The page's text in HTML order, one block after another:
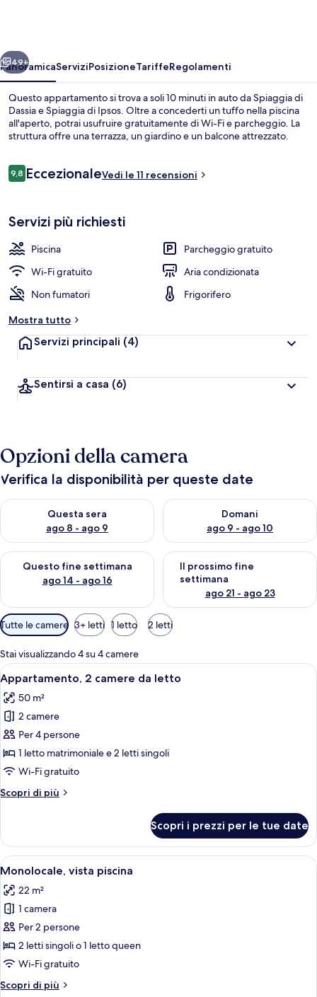
Maria
by
Konnect
Avanti
49+
PanoramicaServiziPosizioneTariffeRegolamenti
Questo appartamento si trova a soli 10 minuti in auto da Spiaggia di
Dassia e Spiaggia di Ipsos. Oltre a concederti un tuffo nella piscina
all'aperto, potrai usufruire gratuitamente di Wi-Fi e parcheggio. La
struttura offre una terrazza, un giardino e un balcone attrezzato.
Recensioni
9,89,8 su 10
EccezionaleVedi le 11 recensioni
Servizi più richiesti
Piscina
Parcheggio gratuito
Wi-Fi gratuito
Aria condizionata
Non fumatori
Frigorifero
Mostra tutto
Servizi principali (4)
Sentirsi a casa (6)
Opzioni della camera
Verifica la disponibilità per queste date
Questa sera
ago 8 - ago 9
Verifica la disponibilità per questa sera, ago 8 - ago 9
Domani
ago 9 - ago 10
Verifica la disponibilità per
Questo fine settimana
ago 14 - ago 16
Verifica la disponibilità per questo fine settimana, ago 14 -
Il prossimo fine
settimana
ago 21 - ago 23
Verifica la disponibilità per il
Filtri
disponibili
per
le
camere
Tutte le camere 3+ letti 1 letto 2 letti
Stai visualizzando 4 su 4 camere
Apri
tutte
le
foto
per
Appartamento,
2
da
Una camera d'albergo con due letti,
11
Appartamento, 2 camere da letto
50 m²
2 camere
Per 4 persone
1 letto matrimoniale e 2 letti singoli
Wi-Fi gratuito
Scopri di più
Altri
2
camere
da
Scopri i prezzi per le tue date
Apri
tutte
le
foto
per
Monolocale,
vista
Una camera da letto con due letti,
13
Monolocale, vista piscina
22 m²
1 camera
Per 2 persone
2 letti singoli o 1 letto queen
Wi-Fi gratuito
Scopri di più
Altri